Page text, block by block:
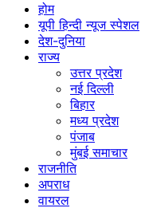
होम
यूपी हिन्दी न्यूज स्पेशल
देश-दुनिया
राज्य
उत्तर प्रदेश
नई दिल्ली
बिहार
मध्य प्रदेश
पंजाब
मुंबई समाचार
राजनीति
अपराध
वायरल